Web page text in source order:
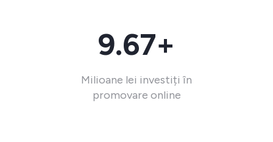
9.67+
Milioane lei investiți în
promovare online